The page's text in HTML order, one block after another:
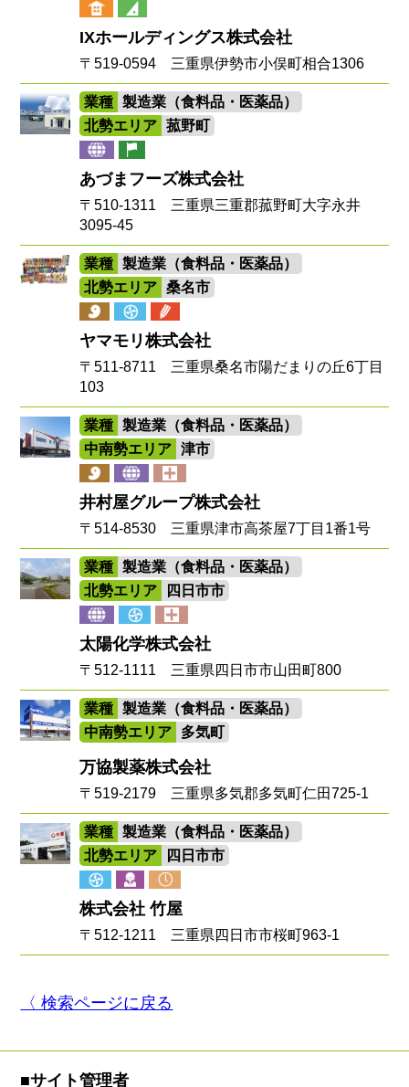
IXホールディングス株式会社
〒519-0594 三重県伊勢市小俣町相合1306
業種
製造業（食料品・医薬品）
北勢エリア
菰野町
あづまフーズ株式会社
〒510-1311 三重県三重郡菰野町大字永井
3095-45
業種
製造業（食料品・医薬品）
北勢エリア
桑名市
ヤマモリ株式会社
〒511-8711 三重県桑名市陽だまりの丘6丁目
103
業種
製造業（食料品・医薬品）
中南勢エリア
津市
井村屋グループ株式会社
〒514-8530 三重県津市高茶屋7丁目1番1号
業種
製造業（食料品・医薬品）
北勢エリア
四日市市
太陽化学株式会社
〒512-1111 三重県四日市市山田町800
業種
製造業（食料品・医薬品）
中南勢エリア
多気町
万協製薬株式会社
〒519-2179 三重県多気郡多気町仁田725-1
業種
製造業（食料品・医薬品）
北勢エリア
四日市市
株式会社 竹屋
〒512-1211 三重県四日市市桜町963-1
〈 検索ページに戻る
■サイト管理者